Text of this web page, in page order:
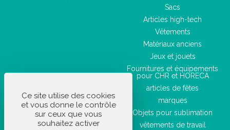
Sacs
Articles high-tech
Vêtements
Matériaux anciens
Jeux et jouets
Fournitures et équipements
pour CHR et HORECA
articles de fêtes
marques
Objets pour sublimation
vêtements de travail
Ce site utilise des cookies
et vous donne le contrôle
sur ceux que vous
souhaitez activer